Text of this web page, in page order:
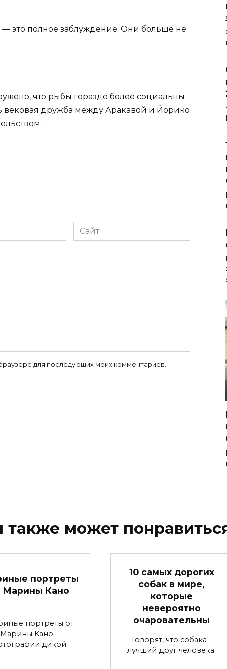
— это полное заблуждение. Они больше не
что рыбы гораздо более социальны
вековая дружба между Аракавой и Йорико
Сайт
для последующих моих комментариев.
также может
портреты
Марины Кано
портреты от
Марины Кано -
дикой
10 самых дорогих
собак в мире,
которые
невероятно
очаровательны
Говорят, что собака -
лучший друг человека.